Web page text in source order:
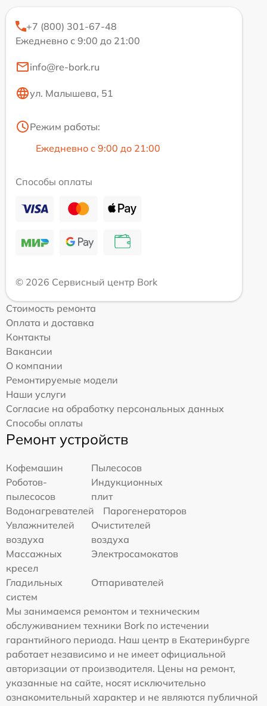
+7 (800) 301-67-48
Ежедневно с 9:00 до 21:00
info@re-bork.ru
ул. Малышева, 51
Режим работы:
Ежедневно с 9:00 до 21:00
Способы оплаты
© 2026 Сервисный центр Bork
Стоимость ремонта
Оплата и доставка
Контакты
Вакансии
О компании
Ремонтируемые модели
Наши услуги
Согласие на обработку персональных данных
Способы оплаты
Ремонт устройств
Кофемашин
Пылесосов
Роботов-
пылесосов
Индукционных
плит
Водонагревателей
Парогенераторов
Увлажнителей
воздуха
Очистителей
воздуха
Массажных
кресел
Электросамокатов
Гладильных
систем
Отпаривателей
Мы занимаемся ремонтом и техническим
обслуживанием техники Bork по истечении
гарантийного периода. Наш центр в Екатеринбурге
работает независимо и не имеет официальной
авторизации от производителя. Цены на ремонт,
указанные на сайте, носят исключительно
ознакомительный характер и не являются публичной